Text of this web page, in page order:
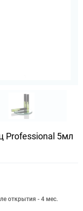
Professional 5мл
открытия - 4 мес.